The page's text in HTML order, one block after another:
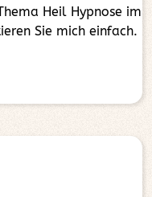
Heil Hypnose im
Sie mich einfach.